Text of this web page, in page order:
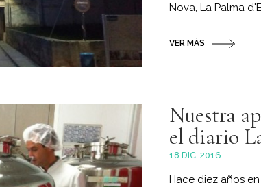
Nova, La Palma
VER MÁS
Nuestra
el diario
18 DIC, 2016
Hace diez años